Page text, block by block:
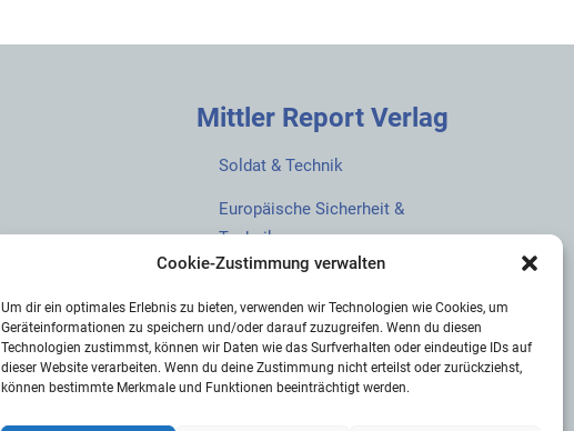
Cookie-Zustimmung verwalten
Um dir ein optimales Erlebnis zu bieten, verwenden wir Technologien wie Cookies, um
Geräteinformationen zu speichern und/oder darauf zuzugreifen. Wenn du diesen
Technologien zustimmst, können wir Daten wie das Surfverhalten oder eindeutige IDs auf
dieser Website verarbeiten. Wenn du deine Zustimmung nicht erteilst oder zurückziehst,
können bestimmte Merkmale und Funktionen beeinträchtigt werden.
Mittler Report Verlag
Soldat & Technik
Europäische Sicherheit &
Technik
MarineForum
Verlagswebsite